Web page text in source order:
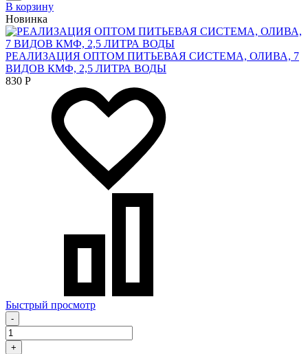
В корзину
Новинка
РЕАЛИЗАЦИЯ ОПТОМ ПИТЬЕВАЯ СИСТЕМА, ОЛИВА, 7
ВИДОВ КМФ, 2,5 ЛИТРА ВОДЫ
830 Р
Быстрый просмотр
-
+